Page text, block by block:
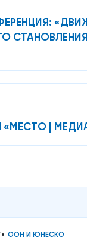
|
ООН И ЮНЕСКО